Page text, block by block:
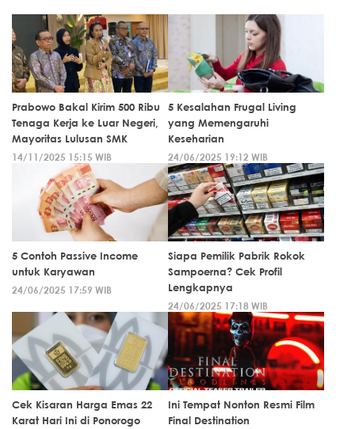
Prabowo Bakal Kirim 500 Ribu
Tenaga Kerja ke Luar Negeri,
Mayoritas Lulusan SMK
14/11/2025 15:15 WIB
5 Kesalahan Frugal Living
yang Memengaruhi
Keseharian
24/06/2025 19:12 WIB
5 Contoh Passive Income
untuk Karyawan
24/06/2025 17:59 WIB
Siapa Pemilik Pabrik Rokok
Sampoerna? Cek Profil
Lengkapnya
24/06/2025 17:18 WIB
Cek Kisaran Harga Emas 22
Karat Hari Ini di Ponorogo
Ini Tempat Nonton Resmi Film
Final Destination